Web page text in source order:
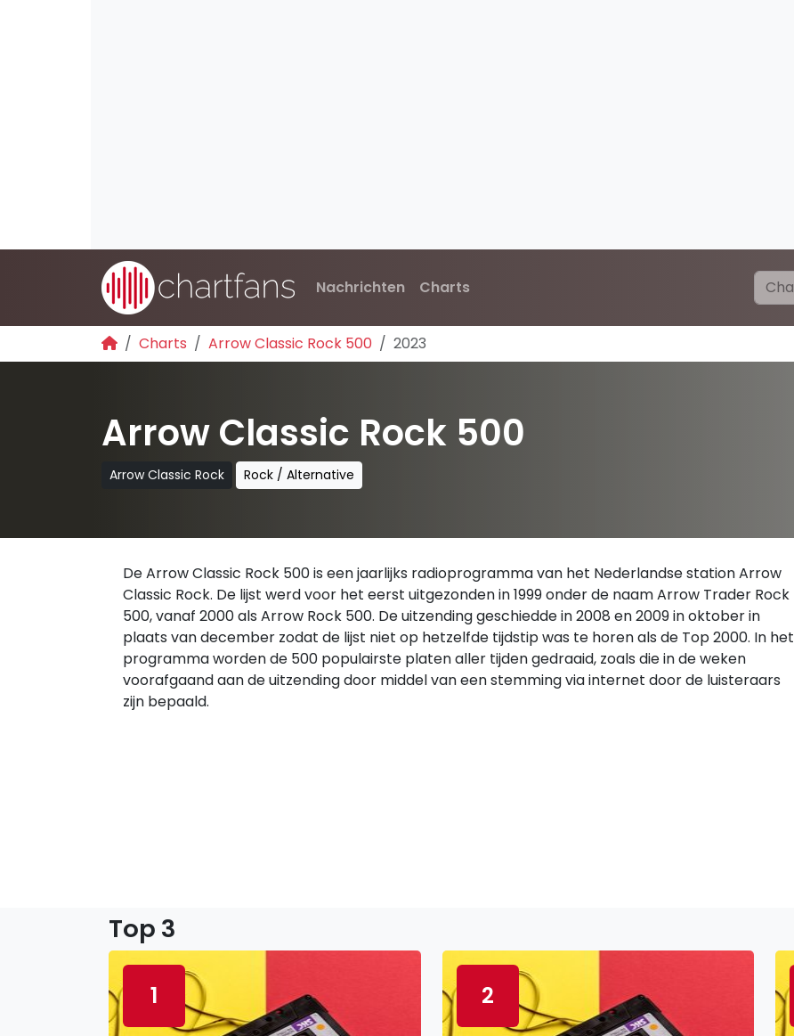
Nachrichten Charts
Charts Arrow Classic Rock 500 2023
Arrow Classic Rock 500
Arrow Classic Rock Rock / Alternative
De Arrow Classic Rock 500 is een jaarlijks radioprogramma van het Nederlandse station Arrow
Classic Rock. De lijst werd voor het eerst uitgezonden in 1999 onder de naam Arrow Trader Rock
500, vanaf 2000 als Arrow Rock 500. De uitzending geschiedde in 2008 en 2009 in oktober in
plaats van december zodat de lijst niet op hetzelfde tijdstip was te horen als de Top 2000. In het
programma worden de 500 populairste platen aller tijden gedraaid, zoals die in de weken
voorafgaand aan de uitzending door middel van een stemming via internet door de luisteraars
zijn bepaald.
Top 3
1 2